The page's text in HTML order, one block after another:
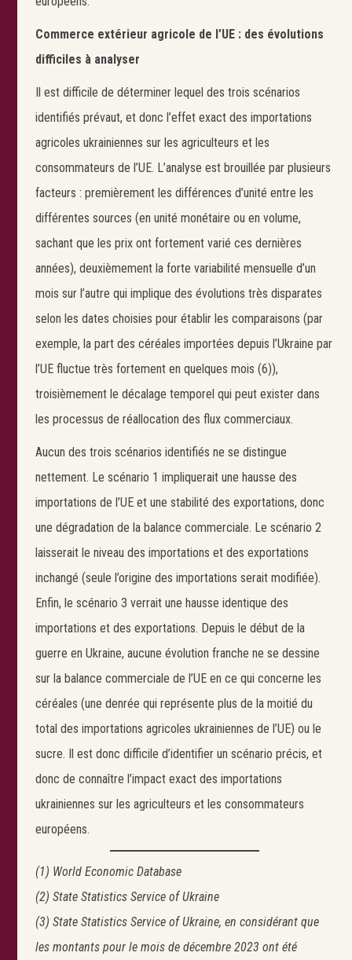
Commerce extérieur agricole de l’UE : des évolutions
difficiles à analyser
Il est difficile de déterminer lequel des trois scénarios
identifiés prévaut, et donc l’effet exact des importations
agricoles ukrainiennes sur les agriculteurs et les
consommateurs de l’UE. L’analyse est brouillée par plusieurs
facteurs : premièrement les différences d’unité entre les
différentes sources (en unité monétaire ou en volume,
sachant que les prix ont fortement varié ces dernières
années), deuxièmement la forte variabilité mensuelle d’un
mois sur l’autre qui implique des évolutions très disparates
selon les dates choisies pour établir les comparaisons (par
exemple, la part des céréales importées depuis l’Ukraine par
l’UE fluctue très fortement en quelques mois (6)),
troisièmement le décalage temporel qui peut exister dans
les processus de réallocation des flux commerciaux.
Aucun des trois scénarios identifiés ne se distingue
nettement. Le scénario 1 impliquerait une hausse des
importations de l’UE et une stabilité des exportations, donc
une dégradation de la balance commerciale. Le scénario 2
laisserait le niveau des importations et des exportations
inchangé (seule l’origine des importations serait modifiée).
Enfin, le scénario 3 verrait une hausse identique des
importations et des exportations. Depuis le début de la
guerre en Ukraine, aucune évolution franche ne se dessine
sur la balance commerciale de l’UE en ce qui concerne les
céréales (une denrée qui représente plus de la moitié du
total des importations agricoles ukrainiennes de l’UE) ou le
sucre. Il est donc difficile d’identifier un scénario précis, et
donc de connaître l’impact exact des importations
ukrainiennes sur les agriculteurs et les consommateurs
européens.
(1) World Economic Database
(2) State Statistics Service of Ukraine
(3) State Statistics Service of Ukraine, en considérant que
les montants pour le mois de décembre 2023 ont été